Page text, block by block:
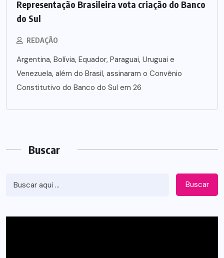
Representação Brasileira vota criação do Banco
do Sul
REDAÇÃO
Argentina, Bolívia, Equador, Paraguai, Uruguai e
Venezuela, além do Brasil, assinaram o Convênio
Constitutivo do Banco do Sul em 26
Buscar
Buscar